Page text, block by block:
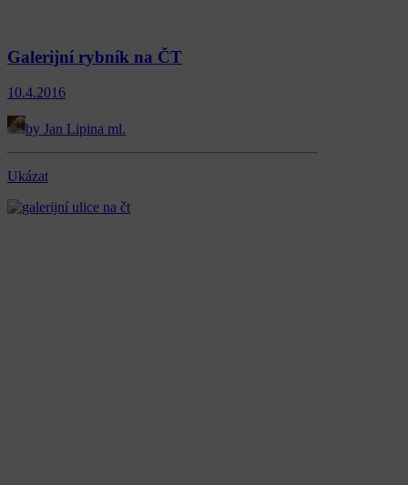
Galerijní rybník na ČT
10.4.2016
by Jan Lipina ml.
Ukázat